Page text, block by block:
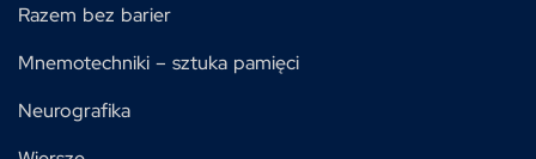
Razem bez barier
Mnemotechniki – sztuka pamięci
Neurografika